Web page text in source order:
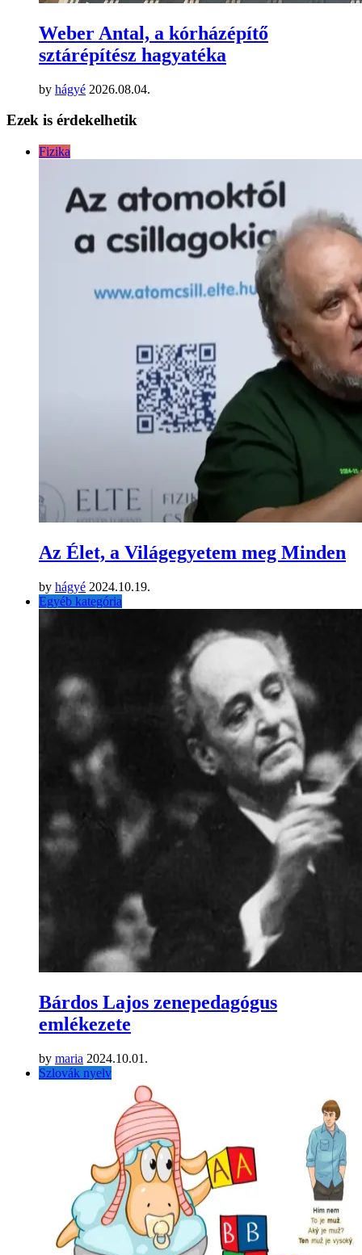
Weber Antal, a kórházépítő
sztárépítész hagyatéka
by hágyé 2026.08.04.
Ezek is érdekelhetik
Fizika
Az Élet, a Világegyetem meg Minden
by hágyé 2024.10.19.
Egyéb kategória
Bárdos Lajos zenepedagógus
emlékezete
by maria 2024.10.01.
Szlovák nyelv